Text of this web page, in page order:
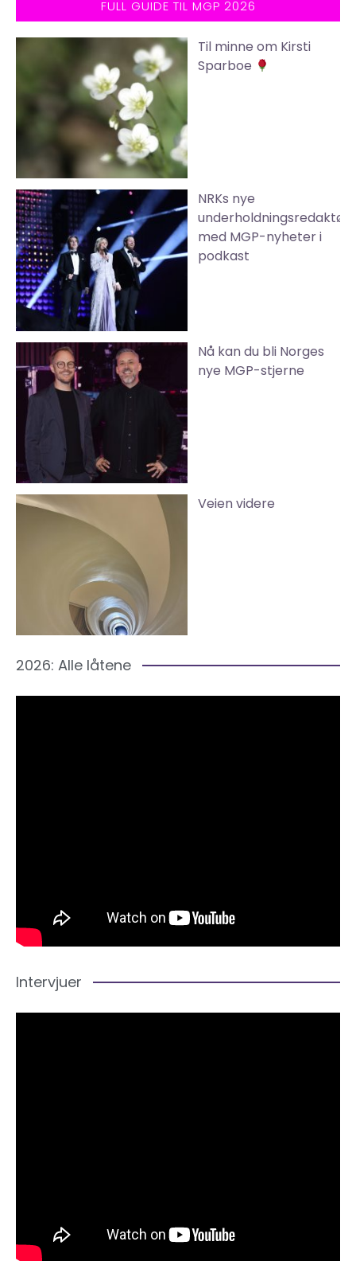
FULL GUIDE TIL MGP 2026
Til minne om Kirsti
Sparboe
NRKs nye
underholdningsredaktør
med MGP-nyheter i
podkast
Nå kan du bli Norges
nye MGP-stjerne
Veien videre
2026: Alle låtene
Intervjuer